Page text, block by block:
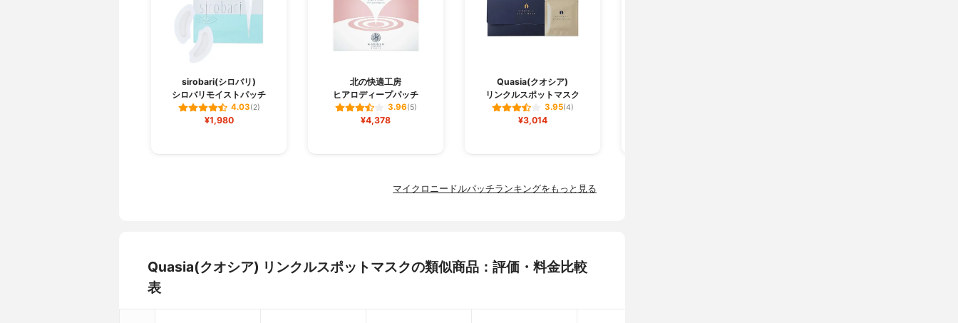
sirobari(シロバリ)
シロバリモイストパッチ
4.03(2)
¥1,980
北の快適工房
ヒアロディープパッチ
3.96(5)
¥4,378
Quasia(クオシア)
リンクルスポットマスク
3.95(4)
¥3,014
マイクロニードルパッチランキングをもっと見る
Quasia(クオシア) リンクルスポットマスクの類似商品：評価・料金比較
表